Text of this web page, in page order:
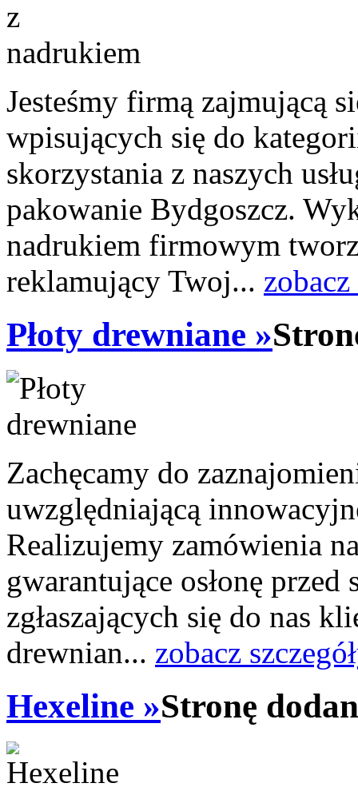
Jesteśmy firmą zajmującą
wpisujących się do
skorzystania z naszych
pakowanie Bydgoszcz.
nadrukiem firmowym
reklamujący Twoj...
Płoty drewniane »
Zachęcamy do
uwzględniającą
Realizujemy zamówienia
gwarantujące osłonę
zgłaszających się do nas
drewnian... zobacz
Hexeline »Stronę